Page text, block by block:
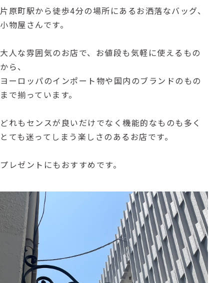
片原町駅から徒歩4分の場所にあるお洒落なバッグ、
小物屋さんです。
大人な雰囲気のお店で、お値段も気軽に使えるもの
から、
ヨーロッパのインポート物や国内のブランドのもの
まで揃っています。
どれもセンスが良いだけでなく機能的なものも多く
とても迷ってしまう楽しさのあるお店です。
プレゼントにもおすすめです。